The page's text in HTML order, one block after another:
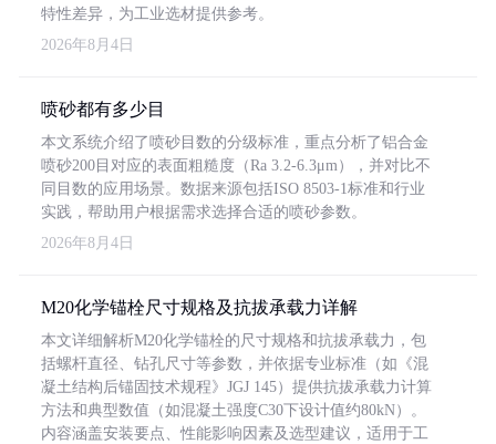
特性差异，为工业选材提供参考。
2026年8月4日
喷砂都有多少目
本文系统介绍了喷砂目数的分级标准，重点分析了铝合金
喷砂200目对应的表面粗糙度（Ra 3.2-6.3μm），并对比不
同目数的应用场景。数据来源包括ISO 8503-1标准和行业
实践，帮助用户根据需求选择合适的喷砂参数。
2026年8月4日
M20化学锚栓尺寸规格及抗拔承载力详解
本文详细解析M20化学锚栓的尺寸规格和抗拔承载力，包
括螺杆直径、钻孔尺寸等参数，并依据专业标准（如《混
凝土结构后锚固技术规程》JGJ 145）提供抗拔承载力计算
方法和典型数值（如混凝土强度C30下设计值约80kN）。
内容涵盖安装要点、性能影响因素及选型建议，适用于工